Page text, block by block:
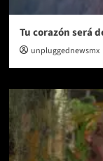
Tu corazón será
unpluggednewsmx